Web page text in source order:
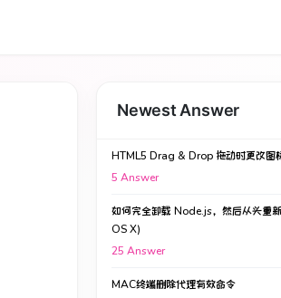
Newest Answer
HTML5 Drag & Drop 拖动时更改图
5 Answer
如何完全卸载 Node.js，然后从头重
OS X)
25 Answer
MAC终端删除代理有效命令